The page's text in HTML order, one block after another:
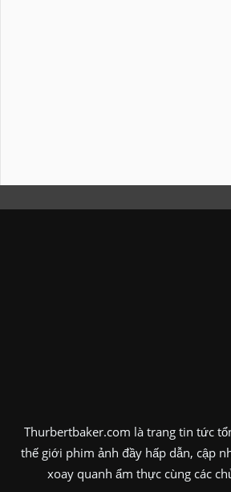
Thurbertbaker.com là trang tin tức
thế giới phim ảnh đầy hấp dẫn, cập
xoay quanh ẩm thực cùng các